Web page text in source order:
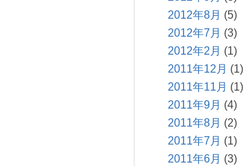
2012年8月 (5)
2012年7月 (3)
2012年2月 (1)
2011年12月 (1)
2011年11月 (1)
2011年9月 (4)
2011年8月 (2)
2011年7月 (1)
2011年6月 (3)